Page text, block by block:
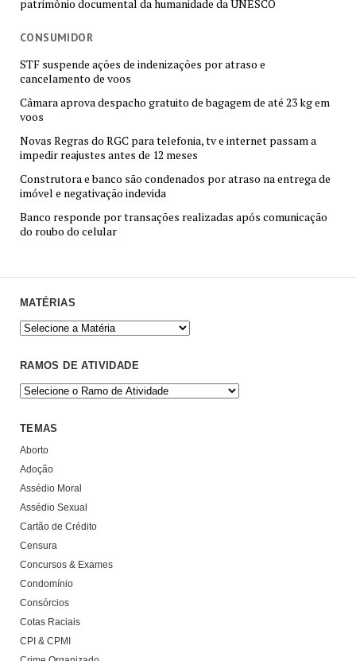
patrimônio documental da humanidade da UNESCO
CONSUMIDOR
STF suspende ações de indenizações por atraso e
cancelamento de voos
Câmara aprova despacho gratuito de bagagem de até 23 kg em
voos
Novas Regras do RGC para telefonia, tv e internet passam a
impedir reajustes antes de 12 meses
Construtora e banco são condenados por atraso na entrega de
imóvel e negativação indevida
Banco responde por transações realizadas após comunicação
do roubo do celular
MATÉRIAS
RAMOS DE ATIVIDADE
TEMAS
Aborto
Adoção
Assédio Moral
Assédio Sexual
Cartão de Crédito
Censura
Concursos & Exames
Condomínio
Consórcios
Cotas Raciais
CPI & CPMI